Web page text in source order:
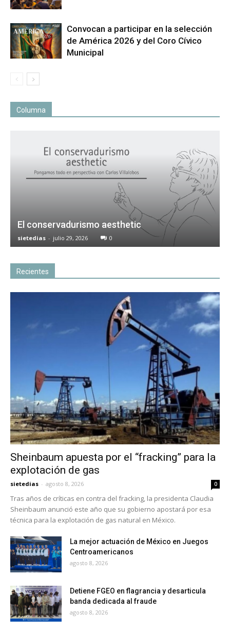
Convocan a participar en la selección
de América 2026 y del Coro Cívico
Municipal
Columna
El conservadurismo aesthetic
sietedias - julio 29, 2026 0
Recientes
Sheinbaum apuesta por el “fracking” para la
explotación de gas
sietedias - agosto 8, 2026 0
Tras años de críticas en contra del fracking, la presidenta Claudia
Sheinbaum anunció este año que su gobierno apostará por esa
técnica para la explotación de gas natural en México.
La mejor actuación de México en Juegos
Centroamericanos
agosto 8, 2026
Detiene FGEO en flagrancia y desarticula
banda dedicada al fraude
agosto 8, 2026